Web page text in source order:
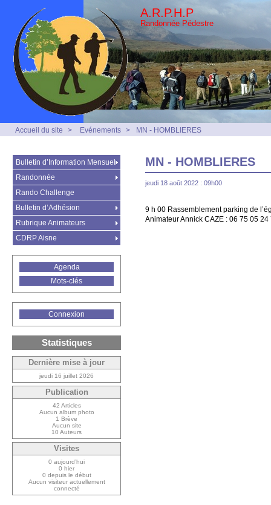
A.R.P.H.P
Randonnée Pédestre
Accueil du site > Evénements > MN - HOMBLIERES
MN - HOMBLIERES
jeudi 18 août 2022 : 09h00
9 h 00 Rassemblement parking de
Animateur Annick CAZE : 06 75 05 24
Bulletin d’Information Mensuel
Randonnée
Rando Challenge
Bulletin d’Adhésion
Rubrique Animateurs
CDRP Aisne
Agenda
Mots-clés
Connexion
Statistiques
Dernière mise à jour
jeudi 16 juillet 2026
Publication
42 Articles
Aucun album photo
1 Brève
Aucun site
10 Auteurs
Visites
0 aujourd’hui
0 hier
0 depuis le début
Aucun visiteur actuellement
connecté